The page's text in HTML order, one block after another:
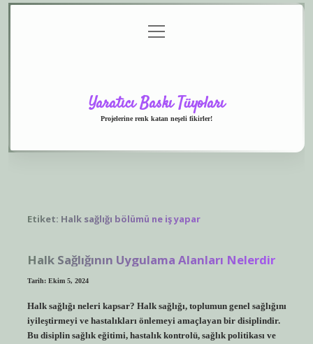
menüyü
aç
Yaratıcı Baskı Tüyoları
Projelerine renk katan neşeli fikirler!
Etiket: Halk sağlığı bölümü ne iş yapar
Halk Sağlığının Uygulama Alanları Nelerdir
Tarih: Ekim 5, 2024
Halk sağlığı neleri kapsar? Halk sağlığı, toplumun genel sağlığını
iyileştirmeyi ve hastalıkları önlemeyi amaçlayan bir disiplindir.
Bu disiplin sağlık eğitimi, hastalık kontrolü, sağlık politikası ve